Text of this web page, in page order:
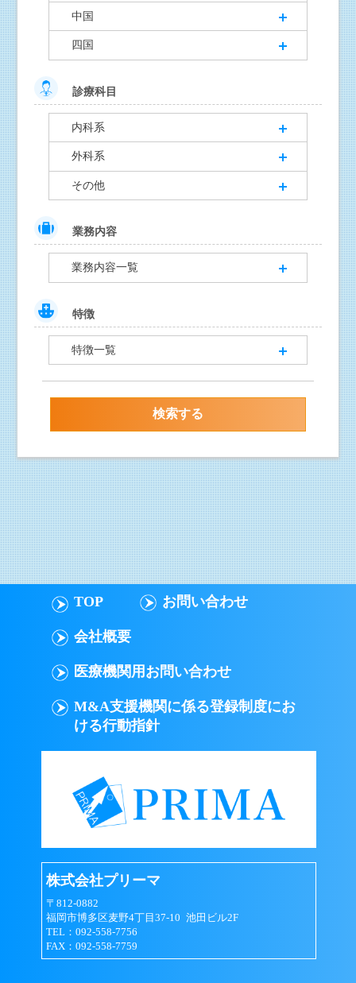
中国
四国
診療科目
内科系
外科系
その他
業務内容
業務内容一覧
特徴
特徴一覧
TOP お問い合わせ
会社概要
医療機関用お問い合わせ
M&A支援機関に係る登録制度にお
ける行動指針
株式会社プリーマ
〒812-0882
福岡市博多区麦野4丁目37-10 池田ビル2F
TEL：092-558-7756
FAX：092-558-7759